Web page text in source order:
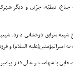
نبطیّه، جزّین و دیگر
سوابق درخشانى دارد.
السلام) و
با شهامت و عالى قدر